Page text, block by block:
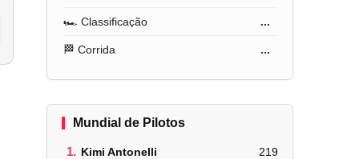
🏎️ Classificação ...
🏁 Corrida ...
Mundial de Pilotos
1. Kimi Antonelli 219